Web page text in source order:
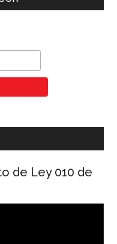
de Ley 010 de